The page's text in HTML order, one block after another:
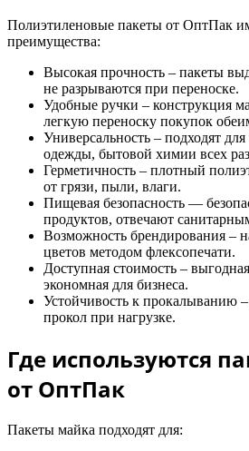
Полиэтиленовые пакеты от ОптПак
преимущества:
Высокая прочность – пакеты
не разрываются при переноске.
Удобные ручки – конструкция
легкую переноску покупок
Универсальность – подходят
одежды, бытовой химии всех
Герметичность – плотный
от грязи, пыли, влаги.
Пищевая безопасность —
продуктов, отвечают
Возможность брендирования –
цветов методом флексопечати.
Доступная стоимость –
экономная для бизнеса.
Устойчивость к прокалыванию
прокол при нагрузке.
Где используются
от ОптПак
Пакеты майка подходят для: